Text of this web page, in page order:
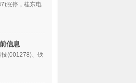
涨停，桂东电
信息
技(001278)、铁